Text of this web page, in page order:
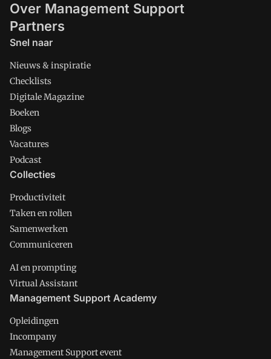
Over Management Support
Partners
Snel naar
Nieuws & inspiratie
Checklists
Digitale Magazine
Boeken
Blogs
Vacatures
Podcast
Collecties
Productiviteit
Taken en rollen
Samenwerken
Communiceren
AI en prompting
Virtual Assistant
Management Support Academy
Opleidingen
Incompany
Management Support event